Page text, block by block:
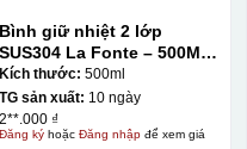
DECALĐể tạo ra decal
in sẽ in lên 1 loại
được căn chỉnh theo
nhỏ hoặc to quá
Bình giữ nhiệt 2 lớp
SUS304 La Fonte – 500ML –
012737
Kích thước: 500ml
TG sản xuất: 10 ngày
2**.000 ₫
Đăng kýhoặc Đăng nhậpđể xem giá